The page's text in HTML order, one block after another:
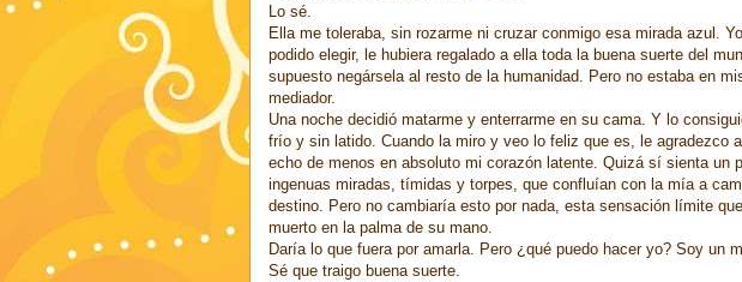
Lo sé.
Ella me toleraba, sin rozarme ni cruzar conmigo esa mirada azul.
podido elegir, le hubiera regalado a ella toda la buena suerte del
supuesto negársela al resto de la humanidad. Pero no estaba en
mediador.
Una noche decidió matarme y enterrarme en su cama. Y lo
frío y sin latido. Cuando la miro y veo lo feliz que es, le agradezco
echo de menos en absoluto mi corazón latente. Quizá sí sienta un
ingenuas miradas, tímidas y torpes, que confluían con la mía a
destino. Pero no cambiaría esto por nada, esta sensación límite
muerto en la palma de su mano.
Daría lo que fuera por amarla. Pero ¿qué puedo hacer yo? Soy un
Sé que traigo buena suerte.